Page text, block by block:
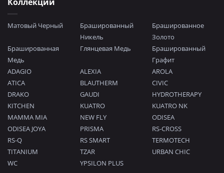
Матовый Черный
Брашированный
Никель
Брашированное
Золото
Брашированная
Медь
Глянцевая Медь
Брашированный
Графит
ADAGIO
ALEXIA
AROLA
ATICA
BLAUTHERM
CIVIC
DRAKO
GAUDI
HYDROTHERAPY
KITCHEN
KUATRO
KUATRO NK
MAMMA MIA
NEW FLY
ODISEA
ODISEA JOYA
PRISMA
RS-CROSS
RS-Q
RS SMART
TERMOTECH
TITANIUM
TZAR
URBAN CHIC
WC
YPSILON PLUS